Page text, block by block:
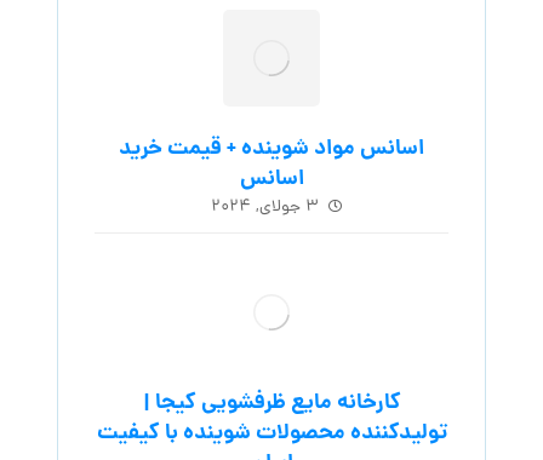
اسانس مواد شوینده + قیمت خرید
اسانس
۳ جولای, ۲۰۲۴
کارخانه مایع ظرفشویی کیجا |
تولیدکننده محصولات شوینده با کیفیت